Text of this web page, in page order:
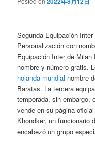
Segunda Equipación
Personalización con
Equipación Inter de
nombre y número gratis.
holanda mundial nombre
Baratas. La tercera
temporada, sin embargo,
vende en su página
Khondker, un funcionario
encabezó un grupo